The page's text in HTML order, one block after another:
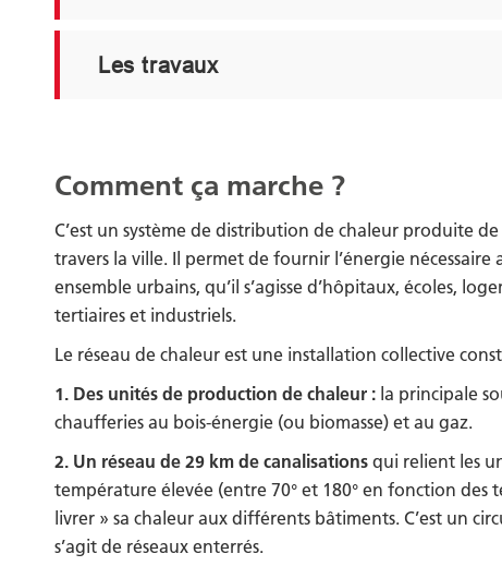
Les travaux
Comment ça marche ?
C’est un système de distribution de chaleur produite
travers la ville. Il permet de fournir l’énergie
ensemble urbains, qu’il s’agisse d’hôpitaux, écoles,
tertiaires et industriels.
Le réseau de chaleur est une installation collective
1. Des unités de production de chaleur : la principale
chaufferies au bois-énergie (ou biomasse) et au gaz.
2. Un réseau de 29 km de canalisations qui relient les
température élevée (entre 70° et 180° en fonction
livrer » sa chaleur aux différents bâtiments. C’est un
s’agit de réseaux enterrés.